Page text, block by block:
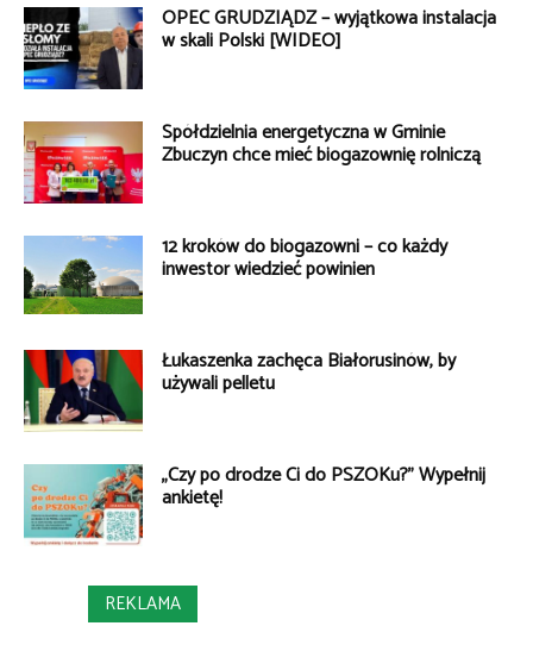
OPEC GRUDZIĄDZ – wyjątkowa instalacja
w skali Polski [WIDEO]
Spółdzielnia energetyczna w Gminie
Zbuczyn chce mieć biogazownię rolniczą
12 kroków do biogazowni – co każdy
inwestor wiedzieć powinien
Łukaszenka zachęca Białorusinów, by
używali pelletu
„Czy po drodze Ci do PSZOKu?” Wypełnij
ankietę!
REKLAMA